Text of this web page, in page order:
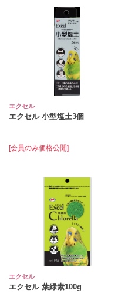
エクセル
エクセル 小型塩土3個
[会員のみ価格公開]
エクセル
エクセル 葉緑素100g